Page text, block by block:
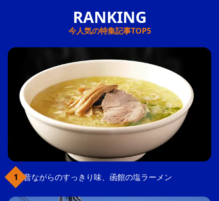
今人気の特集記事TOP5
昔ながらのすっきり味、函館の塩ラーメン